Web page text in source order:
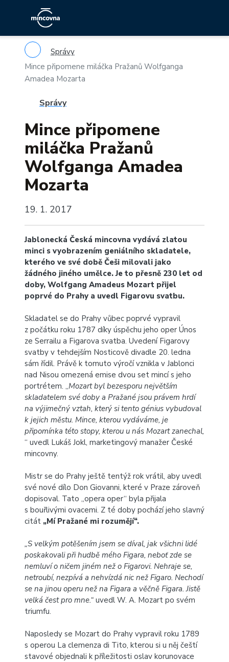
Správy
Mince připomene miláčka Pražanů Wolfganga
Amadea Mozarta
Správy
Mince připomene
miláčka Pražanů
Wolfganga Amadea
Mozarta
19. 1. 2017
Jablonecká Česká mincovna vydává zlatou
minci s vyobrazením geniálního skladatele,
kterého ve své době Češi milovali jako
žádného jiného umělce. Je to přesně 230 let od
doby, Wolfgang Amadeus Mozart přijel
poprvé do Prahy a uvedl Figarovu svatbu.
Skladatel se do Prahy vůbec poprvé vypravil
z počátku roku 1787 díky úspěchu jeho oper Únos
ze Serrailu a Figarova svatba. Uvedení Figarovy
svatby v tehdejším Nosticově divadle 20. ledna
sám řídil. Právě k tomuto výročí vznikla v Jablonci
nad Nisou omezená emise dvou set mincí s jeho
portrétem. „Mozart byl bezesporu největším
skladatelem své doby a Pražané jsou právem hrdí
na výjimečný vztah, který si tento génius vybudoval
k jejich městu. Mince, kterou vydáváme, je
připomínka této stopy, kterou u nás Mozart zanechal,
“ uvedl Lukáš Jokl, marketingový manažer České
mincovny.
Mistr se do Prahy ještě tentýž rok vrátil, aby uvedl
své nové dílo Don Giovanni, které v Praze zároveň
dopisoval. Tato „opera oper“ byla přijala
s bouřlivými ovacemi. Z té doby pochází jeho slavný
citát „Mí Pražané mi rozumějí“.
„S velkým potěšením jsem se díval, jak všichni lidé
poskakovali při hudbě mého Figara, neboť zde se
nemluví o ničem jiném než o Figarovi. Nehraje se,
netroubí, nezpívá a nehvízdá nic než Figaro. Nechodí
se na jinou operu než na Figara a věčně Figara. Jistě
velká čest pro mne.“ uvedl W. A. Mozart po svém
triumfu.
Naposledy se Mozart do Prahy vypravil roku 1789
s operou La clemenza di Tito, kterou si u něj čeští
stavové objednali k příležitosti oslav korunovace